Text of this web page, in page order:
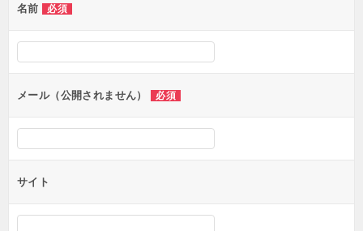
ー
シ
ン
名前 必須
メール（公開されません） 必須
サイト